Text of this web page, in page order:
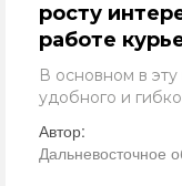
росту
работе
В основном в
удобного и
Автор:
Дальневосточное